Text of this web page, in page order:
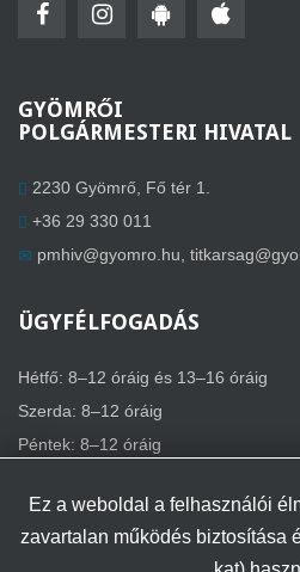
GYÖMRŐI
POLGÁRMESTERI HIVATAL
2230 Gyömrő, Fő tér 1.
+36 29 330 011
pmhiv@gyomro.hu
ÜGYFÉLFOGADÁS
Hétfő: 8–12 óráig és 13–16 óráig
Szerda: 8–12 óráig
Péntek: 8–12 óráig
Ez a weboldal a felhasználói
zavartalan működés biztosítása